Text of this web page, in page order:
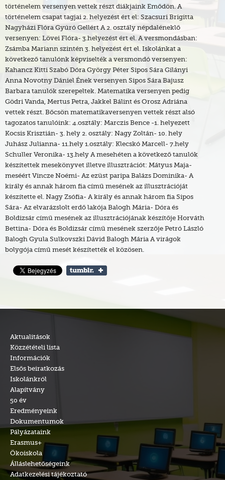
történelem versenyen vettek részt diákjaink Emődön. A
történelem csapat tagjai 2. helyezést ért el: Szacsuri Brigitta
Nagyházi Flóra Gyúró Gellért A 2. osztály népdaléneklő
versenyen: Lövei Flóra- 3.helyezést ért el. A versmondásban:
Zsámba Mariann szintén 3. helyezést ért el. Iskolánkat a
következő tanulónk képviselték a versmondó versenyen:
Kahancz Kitti Szabó Dóra György Péter Sipos Sára Gilányi
Anna Novotny Dániel Ének versenyen Sipos Sára Bajusz
Barbara tanulók szerepeltek. Matematika versenyen pedig
Gödri Vanda, Mertus Petra, Jakkel Bálint és Orosz Adriána
vettek részt. Bőcsön matematikaversenyen vettek részt alsó
tagozatos tanulóink: 4.osztály: Marczis Bence -1. helyezett
Kocsis Krisztián- 3. hely 2. osztály: Nagy Zoltán- 10. hely
Juhász Julianna- 11.hely 1.osztály: Klecskó Marcell- 7.hely
Schuller Veronika- 13.hely A mesehéten a következő tanulók
készítettek mesekönyvet illetve illusztrációt: Mátyus Maja-
meséért Vincze Noémi- Az ezüst paripa Balázs Dominika- A
király és annak három fia című mesének az illusztrációját
készítette el. Nagy Zsófia- A király és annak három fia Sipos
Sára- Az elvarázslolt erdő lakója Balogh Mária- Dóra és
Boldizsár című mesének az illusztrációjának készítője Horváth
Bettina- Dóra és Boldizsár című mesének szerzője Petró László
Balogh Gyula Sulkovszki Dávid Balogh Mária A virágok
bolygója című mesét készítették el közösen.
Aktualitások
Közzétételi lista
Információk
Elsős beiratkozás
Iskolánkról
Alapítvány
50 év
Eredményeink
Dokumentumok
Pályázataink
Erasmus+
Ökoiskola
Álláslehetőségeink
Adatkezelési tájékoztató